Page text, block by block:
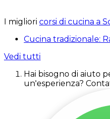
I migliori corsi di cucina a
Cucina tradizionale:
Vedi tutti
Hai bisogno di aiuto
un'esperienza?